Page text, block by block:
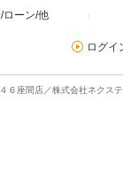
ローン/他
ログイ
６座間店／株式会社ネクス